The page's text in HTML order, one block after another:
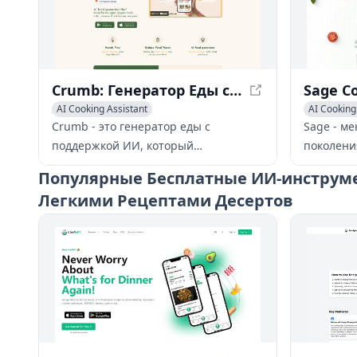
Crumb: Генератор Еды с ИИ - Рецепты с Тем, Что У Вас Есть
AI Cooking Assistant
Crumb - это генератор еды с
поддержкой ИИ, который
превращает ваши ингредиенты в
уникальные и вкусные рецепты. С
помощью голосового ввода без рук,
создать персонализированный
рецепт для вас.
AI
Sage -
AI.
пусть
каждое
Популярные Бесплатные ИИ-
Легкими Рецептами Десертов